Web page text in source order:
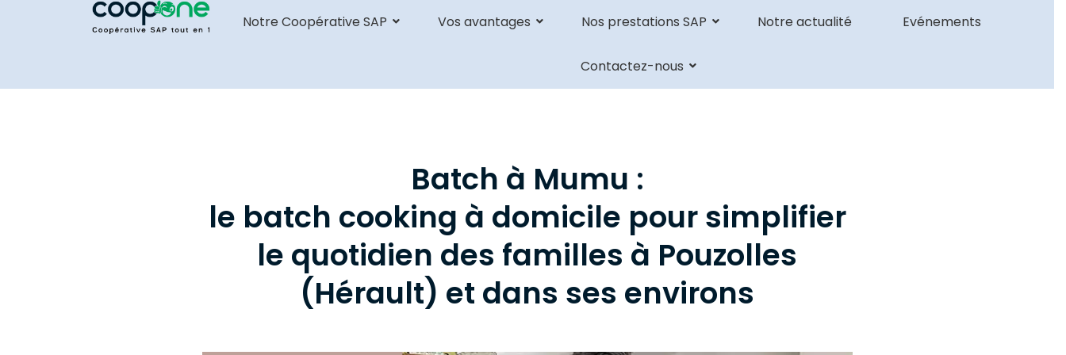
Notre Coopérative SAP Vos avantages Nos prestations SAP Notre actualité Evénements
Contactez-nous
Batch à Mumu :
le batch cooking à domicile pour simplifier
le quotidien des familles à Pouzolles
(Hérault) et dans ses environs